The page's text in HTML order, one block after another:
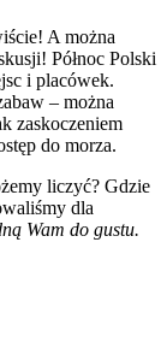
A można
Północ Polski
i placówek.
– można
zaskoczeniem
do morza.
liczyć? Gdzie
dla
Wam do gustu.